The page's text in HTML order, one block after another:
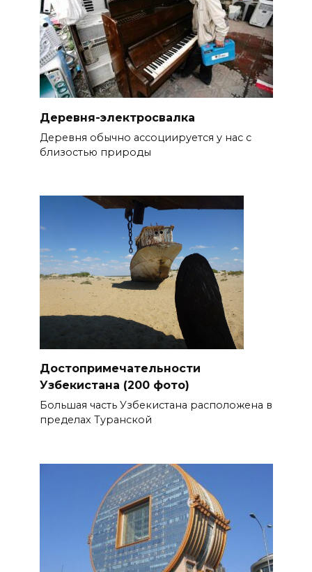
Деревня-электросвалка
Деревня обычно ассоциируется у нас с
близостью природы
Достопримечательности
Узбекистана (200 фото)
Большая часть Узбекистана расположена в
пределах Туранской